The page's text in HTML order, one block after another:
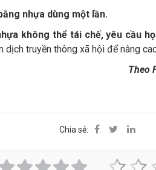
nhựa dùng một lần.
không thể tái chế, yêu cầu
truyền thông xã hội để nâng
Theo
Chia sẻ: